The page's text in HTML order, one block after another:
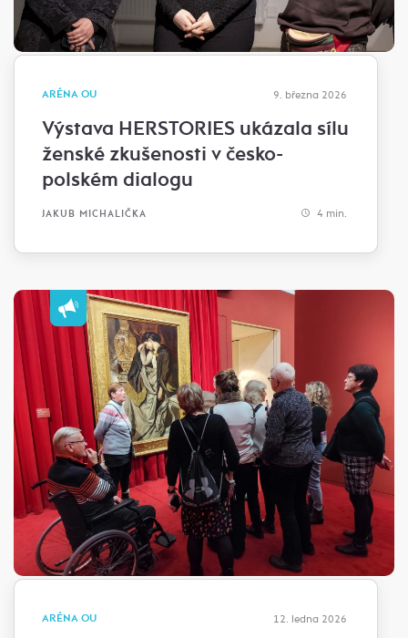
ARÉNA OU 9. března 2026
Výstava HERSTORIES ukázala sílu
ženské zkušenosti v česko-
polském dialogu
JAKUB MICHALIČKA 4 min.
ARÉNA OU 12. ledna 2026